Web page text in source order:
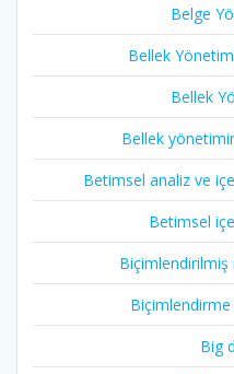
Belge
Bellek
Bellek
Bellek
Betimsel analiz ve
Betimsel
Biçimlendirilmiş
Big